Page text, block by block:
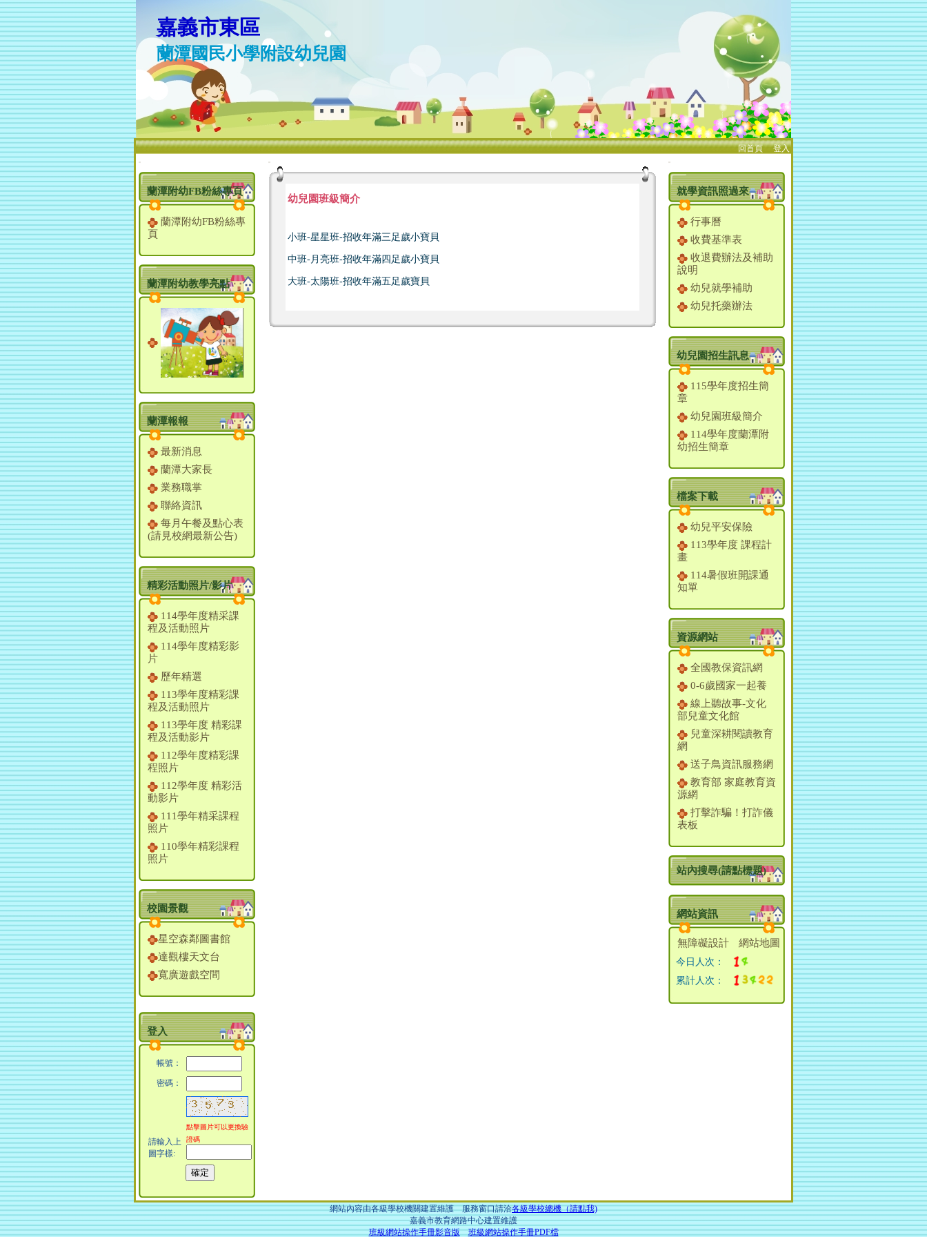
嘉義市東區
蘭潭國民小學附設幼兒園
回首頁、登入
:::
蘭潭附幼FB粉絲專頁
蘭潭附幼FB粉絲專
頁
蘭潭附幼教學亮點
蘭潭報報
最新消息
蘭潭大家長
業務職掌
聯絡資訊
每月午餐及點心表
(請見校網最新公告)
精彩活動照片/影片
114學年度精采課
程及活動照片
114學年度精彩影
片
歷年精選
113學年度精彩課
程及活動照片
113學年度 精彩課
程及活動影片
112學年度精彩課
程照片
112學年度 精彩活
動影片
111學年精采課程
照片
110學年精彩課程
照片
校園景觀
星空森鄰圖書館
達觀樓天文台
寬廣遊戲空間
登入
帳號：
密碼：
請輸入上
圖字樣:
點擊圖片可以更換驗
證碼
:::
幼兒園班級簡介
小班-星星班-招收年滿三足歲小寶貝
中班-月亮班-招收年滿四足歲小寶貝
大班-太陽班-招收年滿五足歲寶貝
:::
就學資訊照過來
行事曆
收費基準表
收退費辦法及補助
說明
幼兒就學補助
幼兒托藥辦法
幼兒園招生訊息
115學年度招生簡
章
幼兒園班級簡介
114學年度蘭潭附
幼招生簡章
檔案下載
幼兒平安保險
113學年度 課程計
畫
114暑假班開課通
知單
資源網站
全國教保資訊網
0-6歲國家一起養
線上聽故事-文化
部兒童文化館
兒童深耕閱讀教育
網
送子鳥資訊服務網
教育部 家庭教育資
源網
打擊詐騙！打詐儀
表板
站內搜尋(請點標題)
網站資訊
無障礙設計 網站地圖
今日人次：
累計人次：
網站內容由各級學校機關建置維護 服務窗口請洽各級學校總機（請點我)
嘉義市教育網路中心建置維護
班級網站操作手冊影音版
班級網站操作手冊PDF檔